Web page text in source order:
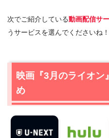
次でご紹介している動画配信サ
うサービスを選んでくださいね！
映画『3月のライオン
め